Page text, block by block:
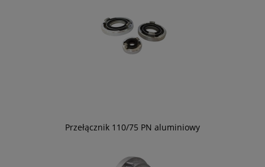
Przełącznik 110/75 PN aluminiowy